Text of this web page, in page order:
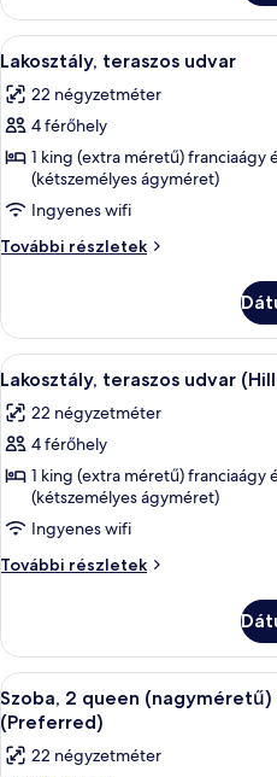
további
részletei
A
következő
szoba
összes
képének
megtekintése:
Lakosztály,
teraszos
5
Lakosztály, teraszos udvar
22 négyzetméter
4 férőhely
1 king (extra méretű) franciaágy
(kétszemélyes ágyméret)
Ingyenes wifi
További részletek
Lakosztály,
részletei
A
következő
szoba
összes
képének
megtekintése:
Lakosztály,
teraszos
Country,
Preferred)
7
Lakosztály, teraszos udvar
22 négyzetméter
4 férőhely
1 king (extra méretű) franciaágy
(kétszemélyes ágyméret)
Ingyenes wifi
További részletek
Lakosztály,
Country,
Preferred)
további
részletei
A
következő
szoba
összes
6
Szoba, 2 queen
(Preferred)
22 négyzetméter